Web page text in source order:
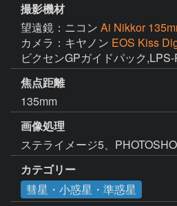
撮影機材
望遠鏡：ニコン Ai Nikkor
カメラ：キヤノン EOS Kiss
ビクセンGPガイドパック,LPS-
焦点距離
135mm
画像処理
ステライメージ5、
カテゴリー
彗星・小惑星・準惑星